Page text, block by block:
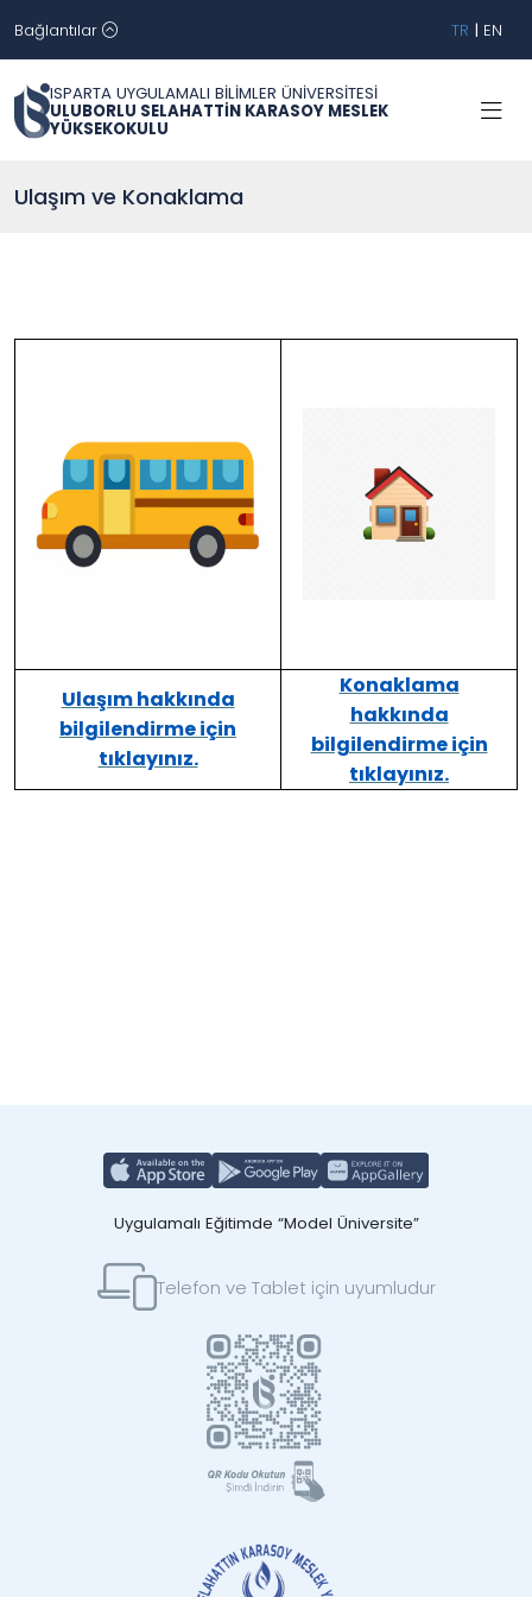
Bağlantılar TR | EN
ISPARTA UYGULAMALI BİLİMLER ÜNİVERSİTESİ
ULUBORLU SELAHATTİN KARASOY MESLEK
YÜKSEKOKULU
Ulaşım ve Konaklama
Ulaşım hakkında
bilgilendirme için
tıklayınız.
Konaklama
hakkında
bilgilendirme için
tıklayınız.
Uygulamalı Eğitimde “Model Üniversite”
Telefon ve Tablet için uyumludur